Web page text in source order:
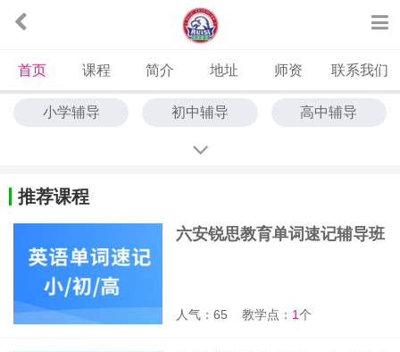
首页 课程 简介 地址 师资 联系我们
小学辅导 初中辅导 高中辅导
艺考文化课
推荐课程
六安锐思教育单词速记辅导班
人气：65 教学点： 1个